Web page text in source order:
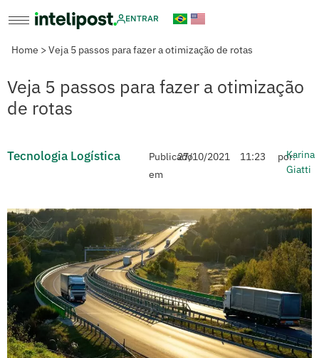
ENTRAR
Home > Veja 5 passos para fazer a otimização de rotas
Veja 5 passos para fazer a otimização
de rotas
Tecnologia Logística
Publicado
em
27/10/2021 11:23 por:Karina
Giatti